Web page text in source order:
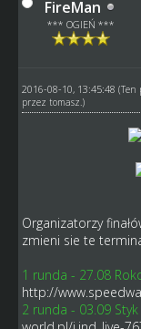
FireMan
*** OGIEŃ ***
2016-08-10, 13:45:48 (Ten
przez tomasz .)
Organizatorzy
zmieni sie te
1 runda - 27.08
http://
2 runda - 03.09 Styk